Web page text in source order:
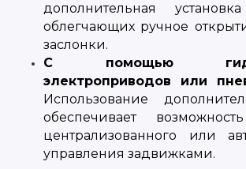
дополнительная
облегчающих ручное
заслонки.
С помощью
электроприводов или
Использование
обеспечивает
централизованного или
управления задвижками.